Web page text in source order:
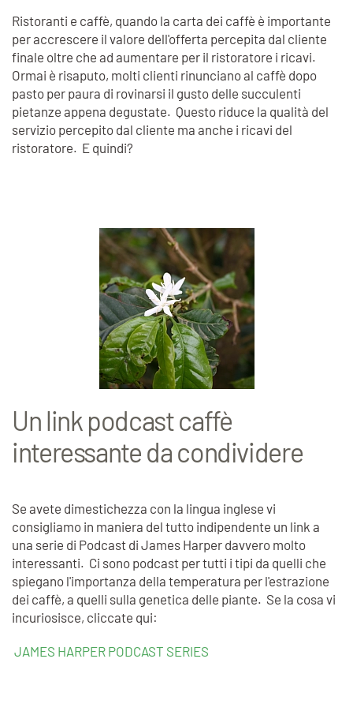
Ristoranti e caffè, quando la carta dei caffè è importante
per accrescere il valore dell'offerta percepita dal cliente
finale oltre che ad aumentare per il ristoratore i ricavi.
Ormai è risaputo, molti clienti rinunciano al caffè dopo
pasto per paura di rovinarsi il gusto delle succulenti
pietanze appena degustate. Questo riduce la qualità del
servizio percepito dal cliente ma anche i ricavi del
ristoratore. E quindi?
Un link podcast caffè
interessante da condividere
Se avete dimestichezza con la lingua inglese vi
consigliamo in maniera del tutto indipendente un link a
una serie di Podcast di James Harper davvero molto
interessanti. Ci sono podcast per tutti i tipi da quelli che
spiegano l'importanza della temperatura per l'estrazione
dei caffè, a quelli sulla genetica delle piante. Se la cosa vi
incuriosisce, cliccate qui:
JAMES HARPER PODCAST SERIES